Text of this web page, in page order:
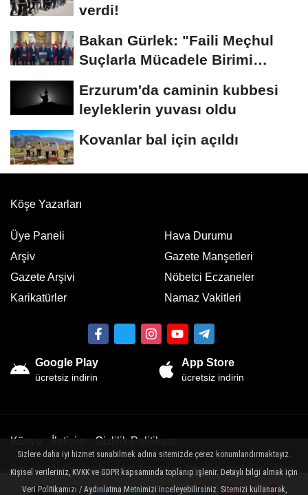
verdi!
Bakan Gürlek: "Faili Meçhul
Suçlarla Mücadele Birimi
Erzurum'da caminin kubbesi
leyleklerin yuvası oldu
Kovanlar bal için açıldı
Köşe Yazarları
Üye Paneli
Arşiv
Gazete Arşivi
Karikatürler
Hava Durumu
Gazete Manşetleri
Nöbetci Eczaneler
Namaz Vakitleri
Google Play
ücretsiz indirin
App Store
ücretsiz indirin
Künye İletişim Gizlilik Politikası
Sitemizde bulunan yazı , video, fotoğraf ve haberlerin her hakkı saklıdır.
Sizlere daha iyi hizmet sunabilmek adına sitemizde çerez konumlandırmaktayız.
Kişisel verileriniz, KVKK ve GDPR kapsamında toplanıp işlenir. Detaylı bilgi almak için
Veri Politikamızı / Aydınlatma Metnimizi inceleyebilirsiniz. Sitemizi kullanarak,